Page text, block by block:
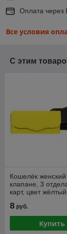
Оплата
Все условия
С этим
Кошелёк
клапане, 3
карт, цвет жёлтый
8 руб.
Купить